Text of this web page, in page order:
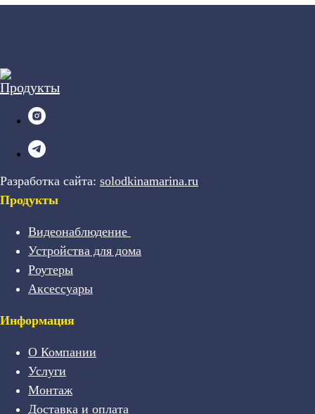
Разработка сайта: solodkinamarina.ru
Продукты
Видеонаблюдение
Устройства для дома
Роутеры
Аксессуары
Информация
О Компании
Услуги
Монтаж
Доставка и оплата